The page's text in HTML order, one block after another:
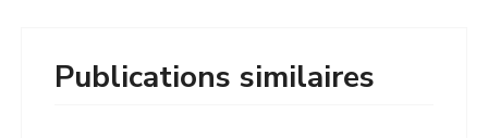
Publications similaires